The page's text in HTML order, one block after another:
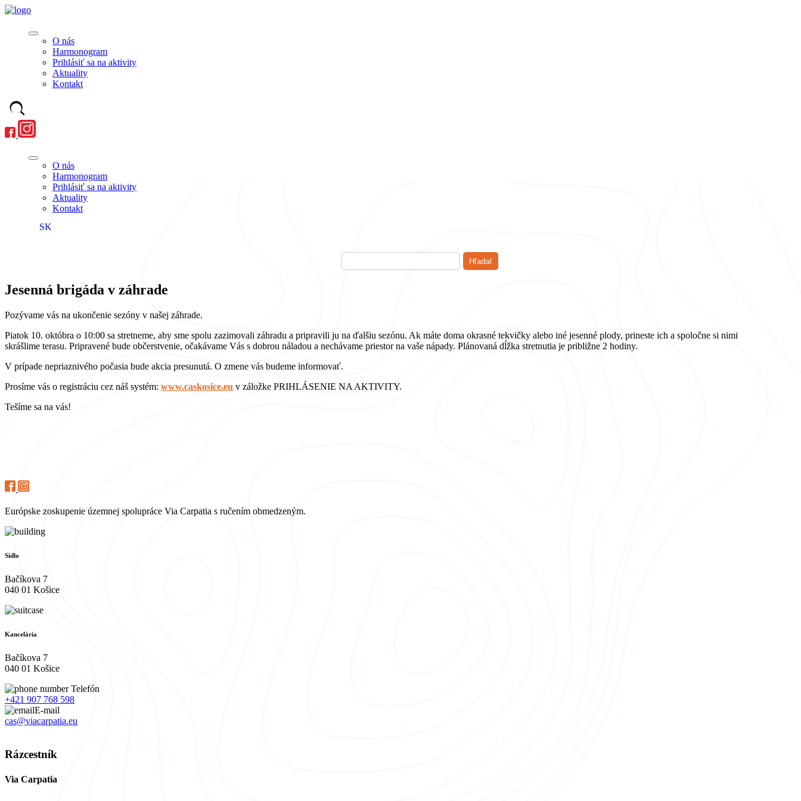
O nás
Harmonogram
Prihlásiť sa na aktivity
Aktuality
Kontakt
O nás
Harmonogram
Prihlásiť sa na aktivity
Aktuality
Kontakt
SK
Jesenná brigáda v záhrade
Pozývame vás na ukončenie sezóny v našej záhrade.
Piatok 10. októbra o 10:00 sa stretneme, aby sme spolu zazimovali záhradu a pripravili ju na ďalšiu sezónu. Ak máte doma okrasné tekvičky alebo iné jesenné plody, prineste ich a spoločne si nimi
skrášlime terasu. Pripravené bude občerstvenie, očakávame Vás s dobrou náladou a nechávame priestor na vaše nápady. Plánovaná dĺžka stretnutia je približne 2 hodiny.
V prípade nepriaznivého počasia bude akcia presunutá. O zmene vás budeme informovať.
Prosíme vás o registráciu cez náš systém: www.caskosice.eu v záložke PRIHLÁSENIE NA AKTIVITY.
Tešíme sa na vás!
Európske zoskupenie územnej spolupráce Via Carpatia s ručením obmedzeným.
Sídlo
Bačíkova 7
040 01 Košice
Kancelária
Bačíkova 7
040 01 Košice
Telefón
+421 907 768 598
E-mail
cas@viacarpatia.eu
Rázcestník
Via Carpatia